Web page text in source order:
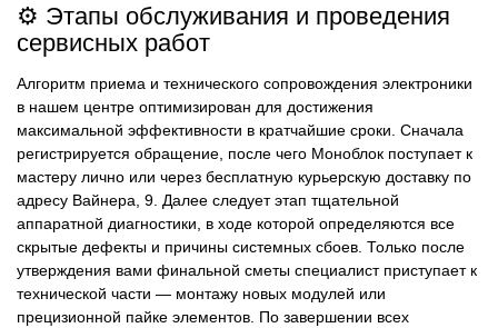
⚙️ Этапы обслуживания и проведения
сервисных работ
Алгоритм приема и технического сопровождения электроники
в нашем центре оптимизирован для достижения
максимальной эффективности в кратчайшие сроки. Сначала
регистрируется обращение, после чего Моноблок поступает к
мастеру лично или через бесплатную курьерскую доставку по
адресу ​Вайнера, 9. Далее следует этап тщательной
аппаратной диагностики, в ходе которой определяются все
скрытые дефекты и причины системных сбоев. Только после
утверждения вами финальной сметы специалист приступает к
технической части — монтажу новых модулей или
прецизионной пайке элементов. По завершении всех